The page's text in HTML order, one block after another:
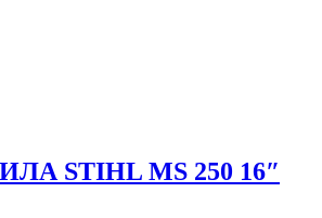
STIHL MS 250 16″